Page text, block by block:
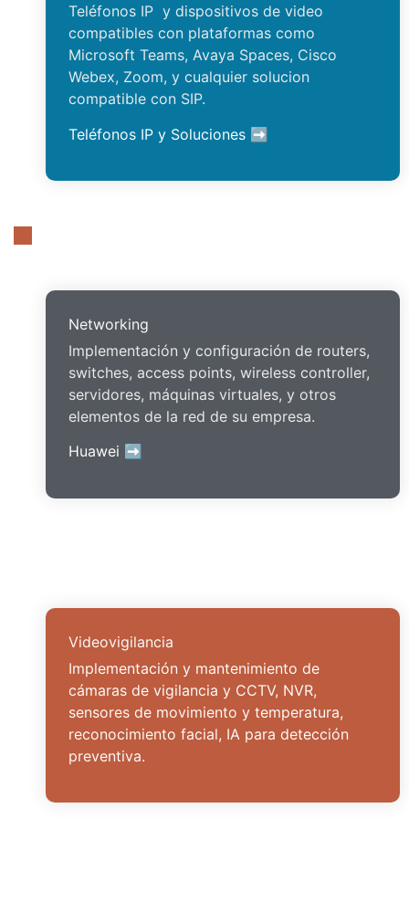
Teléfonos IP y dispositivos de video
compatibles con plataformas como
Microsoft Teams, Avaya Spaces, Cisco
Webex, Zoom, y cualquier solucion
compatible con SIP.
Teléfonos IP y Soluciones ➡
Networking
Implementación y configuración de routers,
switches, access points, wireless controller,
servidores, máquinas virtuales, y otros
elementos de la red de su empresa.
Huawei ➡
Videovigilancia
Implementación y mantenimiento de
cámaras de vigilancia y CCTV, NVR,
sensores de movimiento y temperatura,
reconocimiento facial, IA para detección
preventiva.